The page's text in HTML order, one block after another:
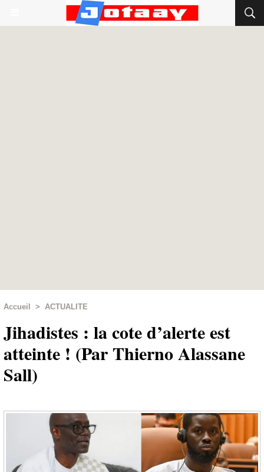
Accueil > ACTUALITE
Jihadistes : la cote d’alerte est
atteinte ! (Par Thierno Alassane
Sall)